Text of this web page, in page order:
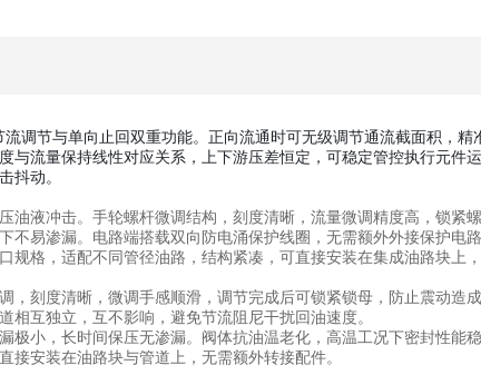
调节与单向止回双重功能。正向流通时可无级调节通流截面积，
与流量保持线性对应关系，上下游压差恒定，可稳定管控执行元件
抖动。
油液冲击。手轮螺杆微调结构，刻度清晰，流量微调精度高，锁紧
不易渗漏。电路端搭载双向防电涌保护线圈，无需额外外接保护电
格，适配不同管径油路，结构紧凑，可直接安装在集成油路块上，
刻度清晰，微调手感顺滑，调节完成后可锁紧锁母，防止震动造成
互独立，互不影响，避免节流阻尼干扰回油速度。
极小，长时间保压无渗漏。阀体抗油温老化，高温工况下密封性能
安装在油路块与管道上，无需额外转接配件。